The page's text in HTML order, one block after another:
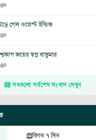
গেল ওয়েস্ট ইন্ডিজ
জয়ের স্বপ্ন বাভুমার
সবগুলো সর্বশেষ সংবাদ দেখুন
বিগত ৭ দিন